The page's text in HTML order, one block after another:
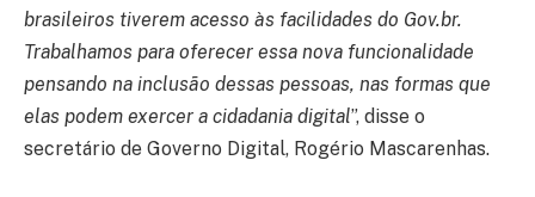
brasileiros tiverem acesso às facilidades do Gov.br.
Trabalhamos para oferecer essa nova funcionalidade
pensando na inclusão dessas pessoas, nas formas que
elas podem exercer a cidadania digital”, disse o
secretário de Governo Digital, Rogério Mascarenhas.